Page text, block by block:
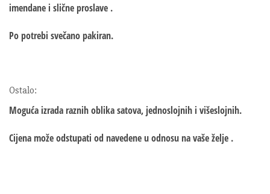
imendane i slične proslave .
Po potrebi svečano pakiran.
Ostalo:
Moguća izrada raznih oblika satova, jednoslojnih i višeslojnih.
Cijena može odstupati od navedene u odnosu na vaše želje .